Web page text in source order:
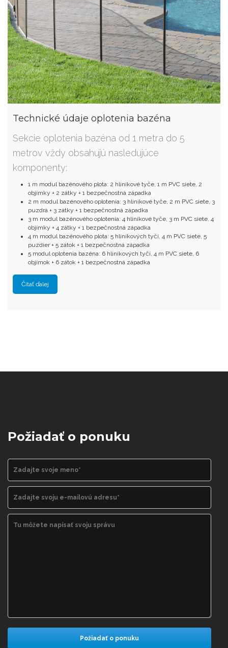
Technické údaje oplotenia bazéna
Sekcie oplotenia bazéna od 1 metra do 5
metrov vždy obsahujú nasledujúce
komponenty:
1 m modul bazénového plota: 2 hliníkové tyče, 1 m PVC siete, 2
objímky + 2 zátky + 1 bezpečnostná západka
2 m modul bazénového oplotenia: 3 hliníkové tyče, 2 m PVC siete, 3
puzdrá + 3 zátky + 1 bezpečnostná západka
3 m modul bazénového oplotenia: 4 hliníkové tyče, 3 m PVC siete, 4
objímky + 4 zátky + 1 bezpečnostná západka
4 m modul bazénového plota: 5 hliníkových tyčí, 4 m PVC siete, 5
puzdier + 5 zátok + 1 bezpečnostná západka
5 modul oplotenia bazéna: 6 hliníkových tyčí, 4 m PVC siete, 6
objímok + 6 zátok + 1 bezpečnostná západka
Čítať ďalej
Požiadať o ponuku